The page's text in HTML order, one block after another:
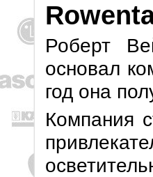
Роберт
основал
год она
Компания